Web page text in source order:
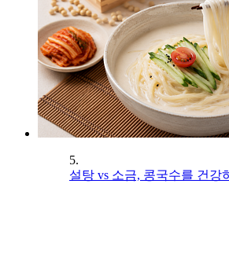
5.
설탕 vs 소금, 콩국수를 건강